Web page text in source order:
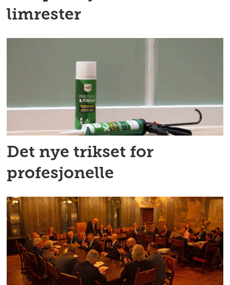
limrester
Det nye trikset for
profesjonelle